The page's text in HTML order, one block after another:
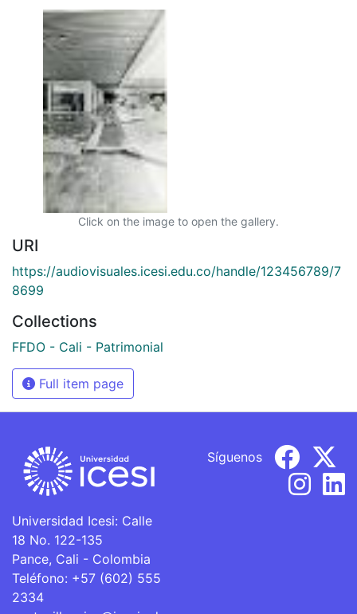
Click on the image to open the gallery.
URI
https://audiovisuales.icesi.edu.co/handle/123456789/7
8699
Collections
FFDO - Cali - Patrimonial
Full item page
Universidad Icesi: Calle
18 No. 122-135
Pance, Cali - Colombia
Teléfono: +57 (602) 555
2334
Síguenos